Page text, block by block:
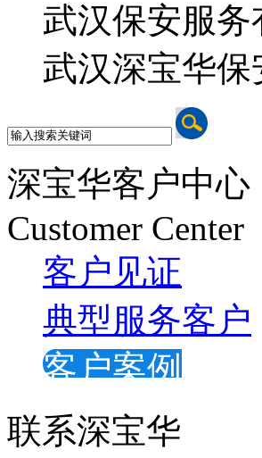
武汉保安服务
武汉深宝华
深宝华客户中心
Customer Center
客户见证
典型服务客户
客户案例
联系深宝华